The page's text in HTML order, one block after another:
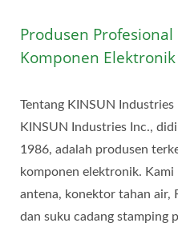
Produsen
Komponen Elektronik
Tentang KINSUN Industries
KINSUN Industries Inc.,
1986, adalah produsen
komponen elektronik.
antena, konektor tahan air,
dan suku cadang stamping